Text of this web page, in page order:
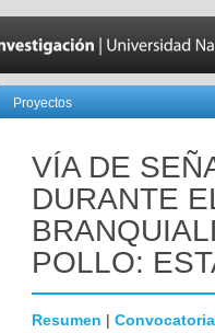
Proyectos
VÍA DE
DURANTE
POLLO:
Resumen | Convocatoria